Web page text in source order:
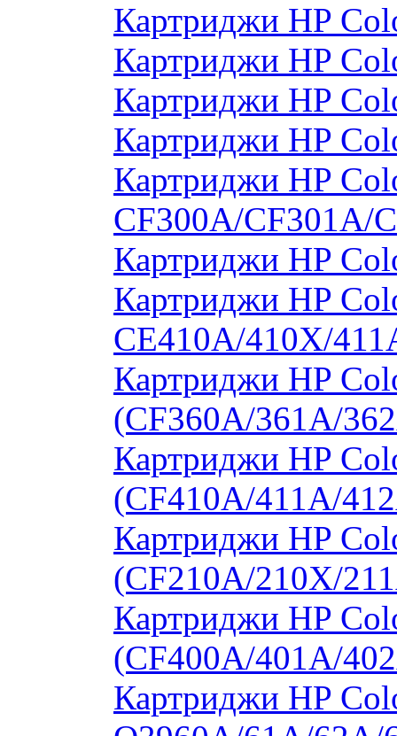
Картриджи HP
Картриджи HP
Картриджи HP
Картриджи HP
Картриджи HP
CF300A/CF301A/
Картриджи HP
Картриджи HP
CE410A/410X/
Картриджи HP
(CF360A/361A/
Картриджи HP
(CF410A/411A/
Картриджи HP
(CF210A/210X/
Картриджи HP
(CF400A/401A/
Картриджи HP